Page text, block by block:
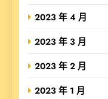
2023 年 4 月
2023 年 3 月
2023 年 2 月
2023 年 1 月